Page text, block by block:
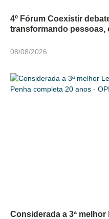
4º Fórum Coexistir
transformando pessoas,
08/08/2026
Considerada a 3ª